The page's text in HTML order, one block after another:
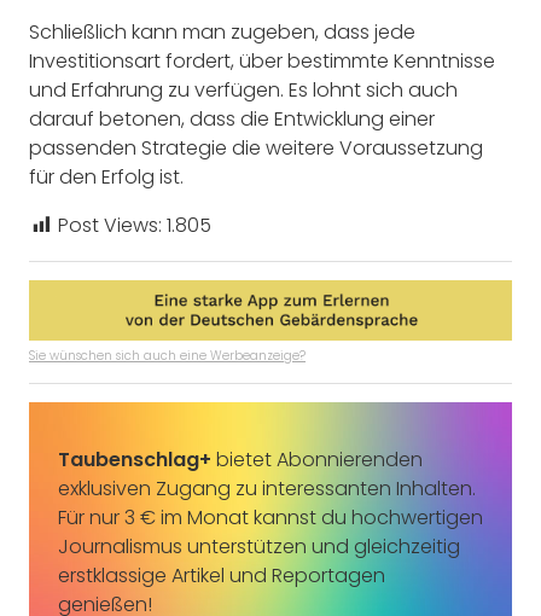
Schließlich kann man zugeben, dass jede
Investitionsart fordert, über bestimmte Kenntnisse
und Erfahrung zu verfügen. Es lohnt sich auch
darauf betonen, dass die Entwicklung einer
passenden Strategie die weitere Voraussetzung
für den Erfolg ist.
Post Views: 1.805
Sie wünschen sich auch eine Werbeanzeige?
Taubenschlag+ bietet Abonnierenden
exklusiven Zugang zu interessanten Inhalten.
Für nur 3 € im Monat kannst du hochwertigen
Journalismus unterstützen und gleichzeitig
erstklassige Artikel und Reportagen
genießen!